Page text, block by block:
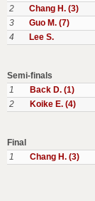
2
Chang H. (3)
3
Guo M. (7)
4
Lee S.
Semi-finals
1
Back D. (1)
2
Koike E. (4)
Final
1
Chang H. (3)